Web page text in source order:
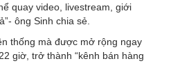
quay video, livestream, giới
ông Sinh chia sẻ.
thống mà được mở rộng ngay
giờ, trở thành “kênh bán hàng